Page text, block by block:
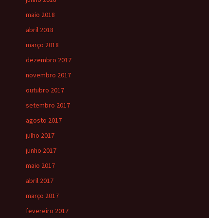
maio 2018
abril 2018
março 2018
dezembro 2017
novembro 2017
outubro 2017
setembro 2017
agosto 2017
julho 2017
junho 2017
maio 2017
abril 2017
março 2017
fevereiro 2017